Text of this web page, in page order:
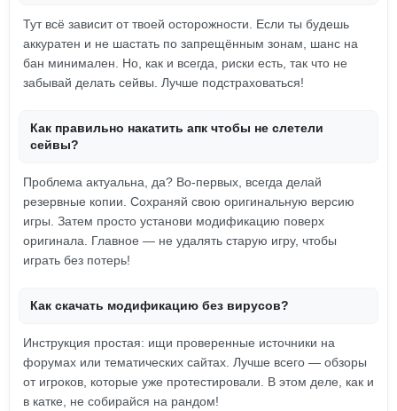
Тут всё зависит от твоей осторожности. Если ты будешь
аккуратен и не шастать по запрещённым зонам, шанс на
бан минимален. Но, как и всегда, риски есть, так что не
забывай делать сейвы. Лучше подстраховаться!
Как правильно накатить апк чтобы не слетели
сейвы?
Проблема актуальна, да? Во-первых, всегда делай
резервные копии. Сохраняй свою оригинальную версию
игры. Затем просто установи модификацию поверх
оригинала. Главное — не удалять старую игру, чтобы
играть без потерь!
Как скачать модификацию без вирусов?
Инструкция простая: ищи проверенные источники на
форумах или тематических сайтах. Лучше всего — обзоры
от игроков, которые уже протестировали. В этом деле, как и
в катке, не собирайся на рандом!